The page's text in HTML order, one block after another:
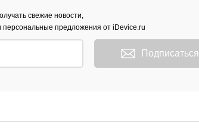
свежие новости,
персональные предложения от iDevice.ru
Подписаться